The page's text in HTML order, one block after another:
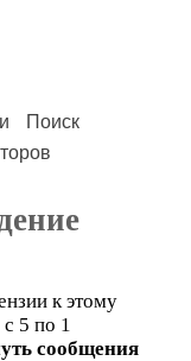
Поиск
к этому
5 по 1
сообщения